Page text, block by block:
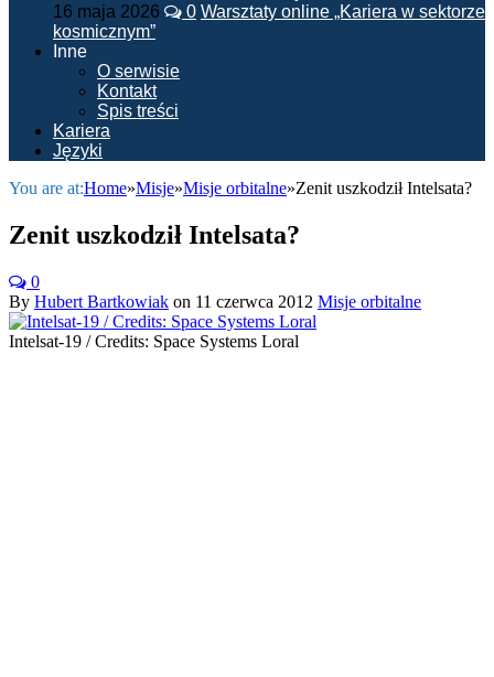
16 maja 2026 0 Warsztaty online „Kariera w sektorze
kosmicznym”
Inne
O serwisie
Kontakt
Spis treści
Kariera
Języki
You are at:Home»Misje»Misje orbitalne»Zenit uszkodził Intelsata?
Zenit uszkodził Intelsata?
0
By Hubert Bartkowiak on 11 czerwca 2012 Misje orbitalne
Intelsat-19 / Credits: Space Systems Loral